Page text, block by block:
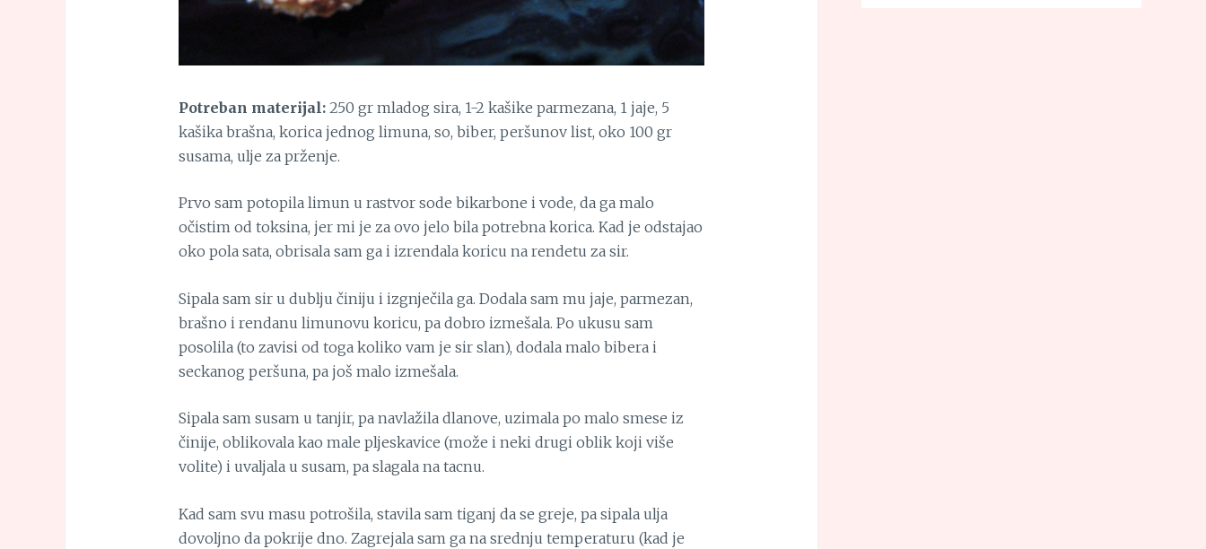
Potreban materijal:250 gr mladog sira, 1-2 kašike parmezana, 1 jaje, 5
kašika brašna, korica jednog limuna, so, biber, peršunov list, oko 100 gr
susama, ulje za prženje.
Prvo sam potopila limun u rastvor sode bikarbone i vode, da ga malo
očistim od toksina, jer mi je za ovo jelo bila potrebna korica. Kad je odstajao
oko pola sata, obrisala sam ga i izrendala koricu na rendetu za sir.
Sipala sam sir u dublju činiju i izgnječila ga. Dodala sam mu jaje, parmezan,
brašno i rendanu limunovu koricu, pa dobro izmešala. Po ukusu sam
posolila (to zavisi od toga koliko vam je sir slan), dodala malo bibera i
seckanog peršuna, pa još malo izmešala.
Sipala sam susam u tanjir, pa navlažila dlanove, uzimala po malo smese iz
činije, oblikovala kao male pljeskavice (može i neki drugi oblik koji više
volite) i uvaljala u susam, pa slagala na tacnu.
Kad sam svu masu potrošila, stavila sam tiganj da se greje, pa sipala ulja
dovoljno da pokrije dno. Zagrejala sam ga na srednju temperaturu (kad je